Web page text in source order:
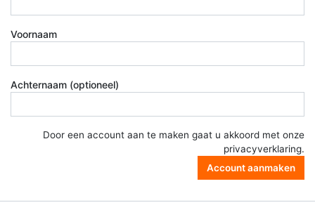
Voornaam
Achternaam (optioneel)
Door een account aan te maken gaat u akkoord met onze
privacyverklaring.
Account aanmaken